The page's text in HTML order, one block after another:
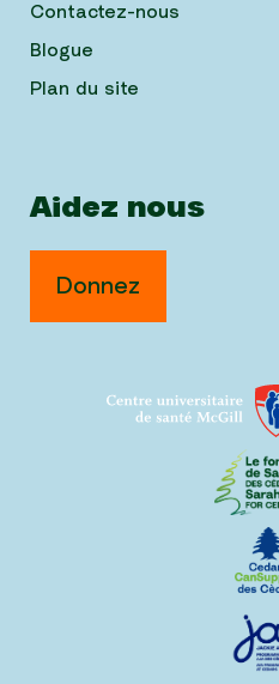
Contactez-nous
Blogue
Plan du site
Aidez nous
Donnez